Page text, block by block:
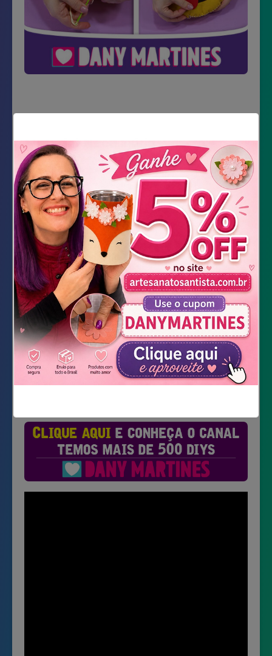
Material Necessário
Itens inclusos na embalagem:
Feltros já recortados
Agulha de plástico
Linha
Fibra siliconada
Acessar site
Não mostrar novamente